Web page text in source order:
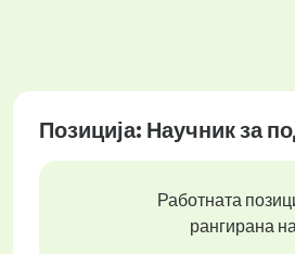
Позиција: Научник за
Работната
рангирана